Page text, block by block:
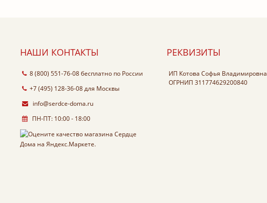
НАШИ КОНТАКТЫ
8 (800) 551-76-08бесплатно по России
+7 (495) 128-36-08для Москвы
info@serdce-doma.ru
ПН-ПТ: 10:00 - 18:00
РЕКВИЗИТЫ
ИП Котова Софья Владимировна
ОГРНИП 311774629200840